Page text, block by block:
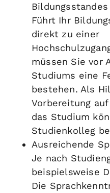
Bildungsstandes
Führt Ihr
direkt zu einer
müssen Sie vor
Studiums eine
bestehen. Als
Vorbereitung
das Studium
Studienkolleg
Ausreichende
Je nach
beispielsweise
Die